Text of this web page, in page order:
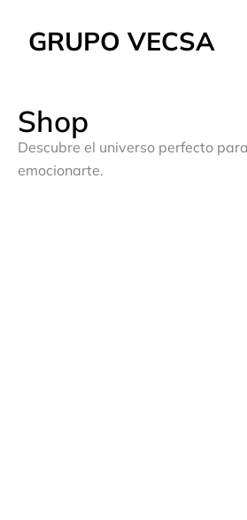
GRUPO VECSA
Shop
Descubre el universo perfecto
emocionarte.